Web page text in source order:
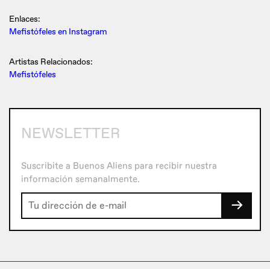
Enlaces:
Mefistófeles en Instagram
Artistas Relacionados:
Mefistófeles
NEWSLETTER
Suscribite a Buenos Aliens para recibir nuestra
información semanalmente.
→